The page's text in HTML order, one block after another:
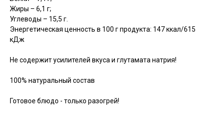
Жиры – 6,1 г;
Углеводы – 15,5 г.
Энергетическая ценность в 100 г продукта: 147 ккал/615
кДж
Не содержит усилителей вкуса и глутамата натрия!
100% натуральный состав
Готовое блюдо - только разогрей!